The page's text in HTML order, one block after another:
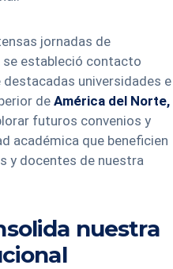
jornadas de
se estableció contacto
universidades e
de América del Norte,
futuros convenios y
académica que beneficien
y docentes de nuestra
nuestra